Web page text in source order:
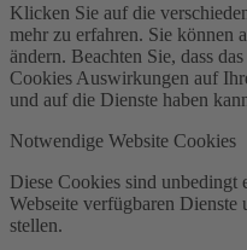
Klicken Sie auf die
mehr zu erfahren. Sie können
ändern. Beachten Sie, dass
Cookies Auswirkungen auf
und auf die Dienste haben
Notwendige Website Cookies
Diese Cookies sind unbedingt
Webseite verfügbaren
stellen.